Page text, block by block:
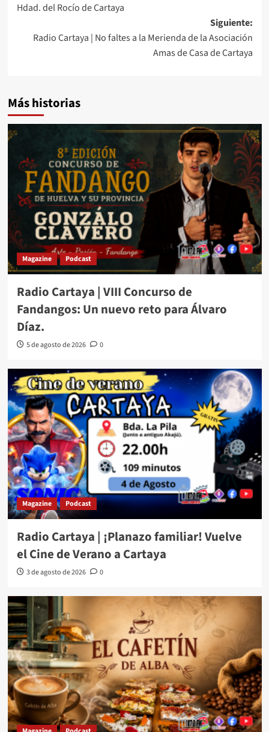
Hdad. del Rocío de Cartaya
Siguiente:
Radio Cartaya | No faltes a la Merienda de la Asociación
Amas de Casa de Cartaya
Más historias
Magazine Podcast
Radio Cartaya | VIII Concurso de
Fandangos: Un nuevo reto para Álvaro
Díaz.
5 de agosto de 2026 0
Magazine Podcast
Radio Cartaya | ¡Planazo familiar! Vuelve
el Cine de Verano a Cartaya
3 de agosto de 2026 0